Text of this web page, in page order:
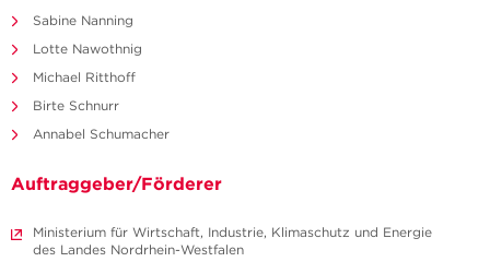
Sabine Nanning
Lotte Nawothnig
Michael Ritthoff
Birte Schnurr
Annabel Schumacher
Auftraggeber/Förderer
Ministerium für Wirtschaft, Industrie, Klimaschutz und Energie
des Landes Nordrhein-Westfalen